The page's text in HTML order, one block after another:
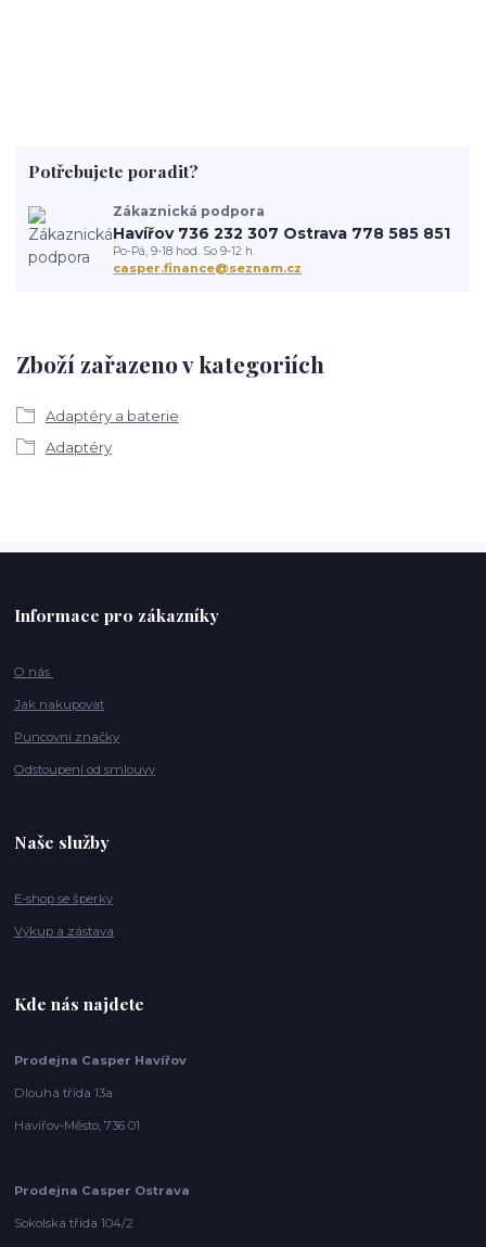
Zboží zařazeno v kategoriích
Adaptéry a baterie
Adaptéry
Potřebujete poradit?
Zákaznická podpora
Havířov 736 232 307 Ostrava 778 585 851
Po-Pá, 9-18 hod. So 9-12 h.
casper.finance@seznam.cz
Informace pro zákazníky
O nás
Jak nakupovat
Puncovní značky
Odstoupení od smlouvy
Naše služby
E-shop se šperky
Výkup a zástava
Kde nás najdete
Prodejna Casper Havířov
Dlouhá třída 13a
Havířov-Město, 736 01
Prodejna Casper Ostrava
Sokolská třída 104/2